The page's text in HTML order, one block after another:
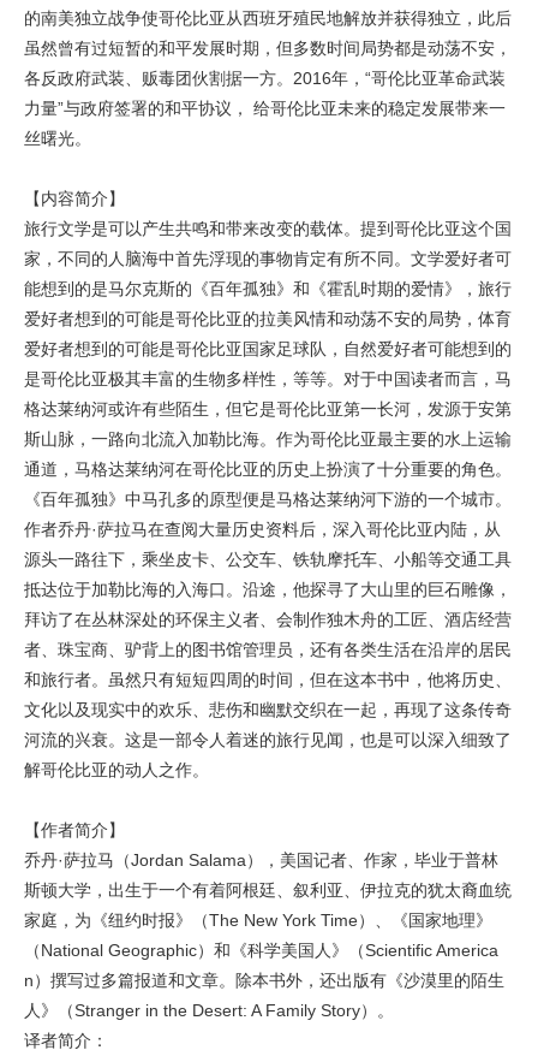
的南美独立战争使哥伦比亚从西班牙殖民地解放并获得独立，此后
虽然曾有过短暂的和平发展时期，但多数时间局势都是动荡不安，
各反政府武装、贩毒团伙割据一方。2016年，“哥伦比亚革命武装
力量”与政府签署的和平协议， 给哥伦比亚未来的稳定发展带来一
丝曙光。
【内容简介】
旅行文学是可以产生共鸣和带来改变的载体。提到哥伦比亚这个国
家，不同的人脑海中首先浮现的事物肯定有所不同。文学爱好者可
能想到的是马尔克斯的《百年孤独》和《霍乱时期的爱情》，旅行
爱好者想到的可能是哥伦比亚的拉美风情和动荡不安的局势，体育
爱好者想到的可能是哥伦比亚国家足球队，自然爱好者可能想到的
是哥伦比亚极其丰富的生物多样性，等等。对于中国读者而言，马
格达莱纳河或许有些陌生，但它是哥伦比亚第一长河，发源于安第
斯山脉，一路向北流入加勒比海。作为哥伦比亚最主要的水上运输
通道，马格达莱纳河在哥伦比亚的历史上扮演了十分重要的角色。
《百年孤独》中马孔多的原型便是马格达莱纳河下游的一个城市。
作者乔丹·萨拉马在查阅大量历史资料后，深入哥伦比亚内陆，从
源头一路往下，乘坐皮卡、公交车、铁轨摩托车、小船等交通工具
抵达位于加勒比海的入海口。沿途，他探寻了大山里的巨石雕像，
拜访了在丛林深处的环保主义者、会制作独木舟的工匠、酒店经营
者、珠宝商、驴背上的图书馆管理员，还有各类生活在沿岸的居民
和旅行者。虽然只有短短四周的时间，但在这本书中，他将历史、
文化以及现实中的欢乐、悲伤和幽默交织在一起，再现了这条传奇
河流的兴衰。这是一部令人着迷的旅行见闻，也是可以深入细致了
解哥伦比亚的动人之作。
【作者简介】
乔丹·萨拉马（Jordan Salama），美国记者、作家，毕业于普林
斯顿大学，出生于一个有着阿根廷、叙利亚、伊拉克的犹太裔血统
家庭，为《纽约时报》（The New York Time）、《国家地理》
（National Geographic）和《科学美国人》（Scientific America
n）撰写过多篇报道和文章。除本书外，还出版有《沙漠里的陌生
人》（Stranger in the Desert: A Family Story）。
译者简介：